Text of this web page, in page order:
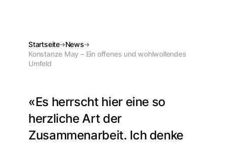
Startseite
News
Konstanze May – Ein offenes und wohlwollendes
Umfeld
«Es herrscht hier eine so
herzliche Art der
Zusammenarbeit. Ich denke